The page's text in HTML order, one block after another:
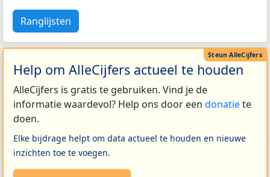
Ranglijsten
Help om AlleCijfers actueel te houden
AlleCijfers is gratis te gebruiken. Vind je de
informatie waardevol? Help ons door een donatiete
doen.
Elke bijdrage helpt om data actueel te houden en nieuwe
inzichten toe te voegen.